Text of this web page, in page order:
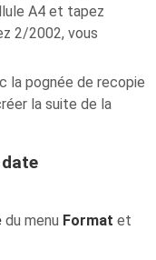
A4 et tapez
2/2002, vous
la pognée de recopie
la suite de la
du menu Format et